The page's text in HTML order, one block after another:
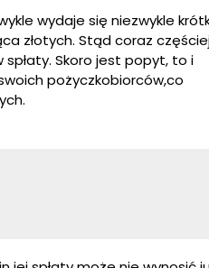
wydaje się niezwykle
złotych. Stąd coraz
spłaty. Skoro jest popyt, to i
pożyczkobiorców,co